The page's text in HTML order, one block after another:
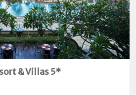
& Villas 5*